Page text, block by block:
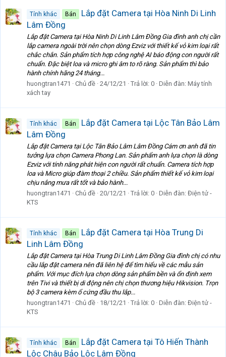
Tỉnh khác Bán
Lắp đặt Camera tại Hòa Ninh Di Linh
Lâm Đồng
Lắp đặt Camera tại Hòa Ninh Di Linh Lâm Đồng Gia đình anh chị cần
lắp camera ngoài trời nên chọn dòng Ezviz với thiết kế vỏ kim loại rất
chắc chắn. Sản phẩm tích hợp công nghệ AI báo động con người rất
chuẩn. Đặc biệt loa và micro ghi âm to rõ ràng. Sản phẩm thì bảo
hành chính hãng 24 tháng...
huongtran1471
Chủ đề 24/12/21 Trả lời: 0 Diễn đàn: Máy tính
xách tay
Tỉnh khác Bán
Lắp đặt Camera tại Lộc Tân Bảo Lâm
Lâm Đồng
Lắp đặt Camera tại Lộc Tân Bảo Lâm Lâm Đồng Cám ơn anh đã tin
tưởng lựa chọn Camera Phong Lan. Sản phẩm anh lựa chọn là dòng
Ezviz với tính năng phát hiện con người rất chuẩn. Camera tích hợp
loa và Micro giúp đàm thoại 2 chiều. Sản phẩm thiết kế vỏ kim loại
chịu nắng mưa rất tốt và bảo hành...
huongtran1471
Chủ đề 20/12/21 Trả lời: 0 Diễn đàn: Điện tử -
KTS
Tỉnh khác Bán
Lắp đặt Camera tại Hòa Trung Di
Linh Lâm Đồng
Lắp đặt Camera tại Hòa Trung Di Linh Lâm Đồng Gia đình chị có nhu
cầu lắp đặt camera nên đã liên hệ để tìm hiểu về các mẫu sản
phẩm. Với mục đích lựa chọn dòng sản phẩm bền và ổn định xem
trên Tivi và thiết bị di động nên chị chọn thương hiệu Hikvision. Trọn
bộ 3 camera kèm ổ cứng đầu thu lắp...
huongtran1471
Chủ đề 18/12/21 Trả lời: 0 Diễn đàn: Điện tử -
KTS
Tỉnh khác Bán
Lắp đặt Camera tại Tô Hiến Thành
Lộc Châu Bảo Lộc Lâm Đồng